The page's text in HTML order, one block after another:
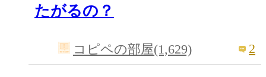
たがるの？
コピペの部屋(1,629) 2